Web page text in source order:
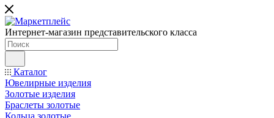
Интернет-магазин представительского класса
Каталог
Ювелирные изделия
Золотые изделия
Браслеты золотые
Кольца золотые